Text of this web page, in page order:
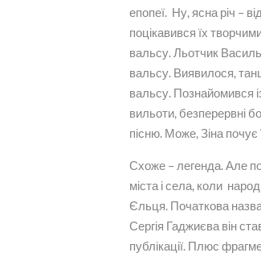
епопеї. Ну, ясна річ –
поцікавився їх
вальсу. Льотчик
вальсу. Виявилося,
вальсу. Познайомився
вильоти, безперервні
пісню. Може, Зіна почує
Схоже – легенда. Але
міста і села, коли
Єльця. Початкова
Сергія Гаджиєва він
публікації. Плюс